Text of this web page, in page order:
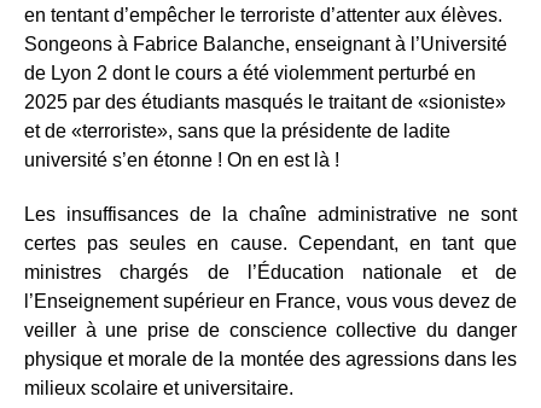
en tentant d’empêcher le terroriste d’attenter aux élèves.
Songeons à Fabrice Balanche, enseignant à l’Université
de Lyon 2 dont le cours a été violemment perturbé en
2025 par des étudiants masqués le traitant de «sioniste»
et de «terroriste», sans que la présidente de ladite
université s’en étonne ! On en est là !
Les insuffisances de la chaîne administrative ne sont
certes pas seules en cause. Cependant, en tant que
ministres chargés de l’Éducation nationale et de
l’Enseignement supérieur en France, vous vous devez de
veiller à une prise de conscience collective du danger
physique et morale de la montée des agressions dans les
milieux scolaire et universitaire.